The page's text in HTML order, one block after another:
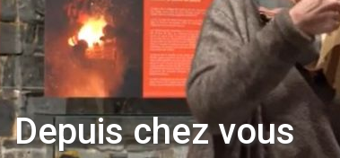
Depuis chez vous